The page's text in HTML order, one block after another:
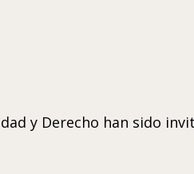
y Derecho han sido